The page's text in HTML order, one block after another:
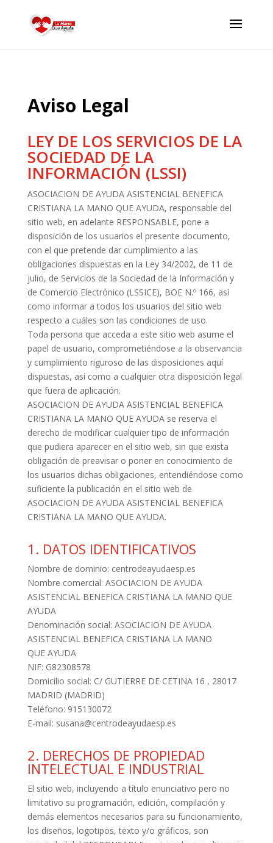
Aviso Legal
LEY DE LOS SERVICIOS DE LA
SOCIEDAD DE LA
INFORMACIÓN (LSSI)
ASOCIACION DE AYUDA ASISTENCIAL BENEFICA
CRISTIANA LA MANO QUE AYUDA, responsable del
sitio web, en adelante RESPONSABLE, pone a
disposición de los usuarios el presente documento,
con el que pretende dar cumplimiento a las
obligaciones dispuestas en la Ley 34/2002, de 11 de
julio, de Servicios de la Sociedad de la Información y
de Comercio Electrónico (LSSICE), BOE N.º 166, así
como informar a todos los usuarios del sitio web
respecto a cuáles son las condiciones de uso.
Toda persona que acceda a este sitio web asume el
papel de usuario, comprometiéndose a la observancia
y cumplimiento riguroso de las disposiciones aquí
dispuestas, así como a cualquier otra disposición legal
que fuera de aplicación.
ASOCIACION DE AYUDA ASISTENCIAL BENEFICA
CRISTIANA LA MANO QUE AYUDA se reserva el
derecho de modificar cualquier tipo de información
que pudiera aparecer en el sitio web, sin que exista
obligación de preavisar o poner en conocimiento de
los usuarios dichas obligaciones, entendiéndose como
suficiente la publicación en el sitio web de
ASOCIACION DE AYUDA ASISTENCIAL BENEFICA
CRISTIANA LA MANO QUE AYUDA.
1. DATOS IDENTIFICATIVOS
Nombre de dominio: centrodeayudaesp.es
Nombre comercial: ASOCIACION DE AYUDA
ASISTENCIAL BENEFICA CRISTIANA LA MANO QUE
AYUDA
Denominación social: ASOCIACION DE AYUDA
ASISTENCIAL BENEFICA CRISTIANA LA MANO
QUE AYUDA
NIF: G82308578
Domicilio social: C/ GUTIERRE DE CETINA 16 , 28017
MADRID (MADRID)
Teléfono: 915130072
E-mail: susana@centrodeayudaesp.es
2. DERECHOS DE PROPIEDAD
INTELECTUAL E INDUSTRIAL
El sitio web, incluyendo a título enunciativo pero no
limitativo su programación, edición, compilación y
demás elementos necesarios para su funcionamiento,
los diseños, logotipos, texto y/o gráficos, son